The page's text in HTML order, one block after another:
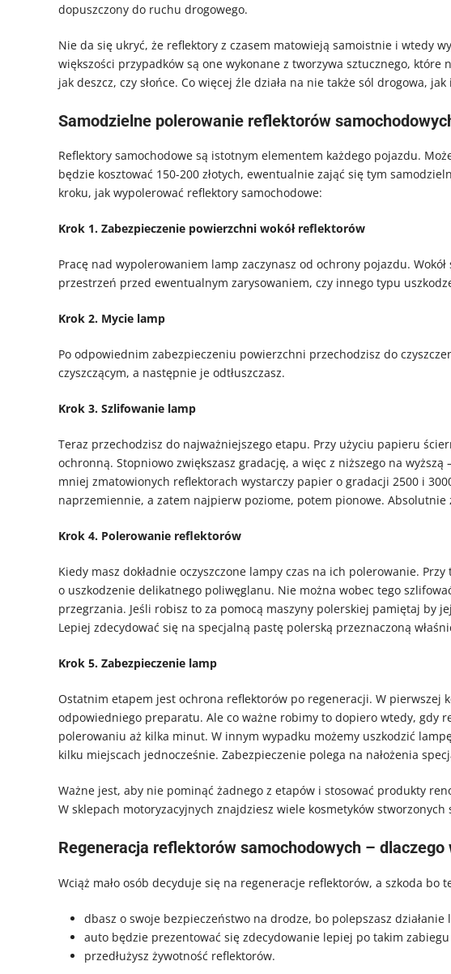
dopuszczony do ruchu drogowego.
Nie da się ukryć, że reflektory z czasem matowieją samoistnie i wtedy
większości przypadków są one wykonane z tworzywa sztucznego,
jak deszcz, czy słońce. Co więcej źle działa na nie także sól drogowa,
Samodzielne polerowanie reflektorów
Reflektory samochodowe są istotnym elementem każdego pojazdu.
będzie kosztować 150-200 złotych, ewentualnie zająć się tym
kroku, jak wypolerować reflektory samochodowe:
Krok 1. Zabezpieczenie powierzchni wokół reflektorów
Pracę nad wypolerowaniem lamp zaczynasz od ochrony pojazdu.
przestrzeń przed ewentualnym zarysowaniem, czy innego typu
Krok 2. Mycie lamp
Po odpowiednim zabezpieczeniu powierzchni przechodzisz do
czyszczącym, a następnie je odtłuszczasz.
Krok 3. Szlifowanie lamp
Teraz przechodzisz do najważniejszego etapu. Przy użyciu papieru
ochronną. Stopniowo zwiększasz gradację, a więc z niższego na wyższą
mniej zmatowionych reflektorach wystarczy papier o gradacji 2500 i
naprzemiennie, a zatem najpierw poziome, potem pionowe. Absolutnie
Krok 4. Polerowanie reflektorów
Kiedy masz dokładnie oczyszczone lampy czas na ich polerowanie.
o uszkodzenie delikatnego poliwęglanu. Nie można wobec tego
przegrzania. Jeśli robisz to za pomocą maszyny polerskiej pamiętaj by
Lepiej zdecydować się na specjalną pastę polerską przeznaczoną
Krok 5. Zabezpieczenie lamp
Ostatnim etapem jest ochrona reflektorów po regeneracji. W pierwszej
odpowiedniego preparatu. Ale co ważne robimy to dopiero wtedy, gdy
polerowaniu aż kilka minut. W innym wypadku możemy uszkodzić
kilku miejscach jednocześnie. Zabezpieczenie polega na nałożenia
Ważne jest, aby nie pominąć żadnego z etapów i stosować produkty
W sklepach motoryzacyjnych znajdziesz wiele kosmetyków
Regeneracja reflektorów samochodowych – dlaczego
Wciąż mało osób decyduje się na regeneracje reflektorów, a szkoda bo
dbasz o swoje bezpieczeństwo na drodze, bo polepszasz
auto będzie prezentować się zdecydowanie lepiej po takim zabiegu
przedłużysz żywotność reflektorów.